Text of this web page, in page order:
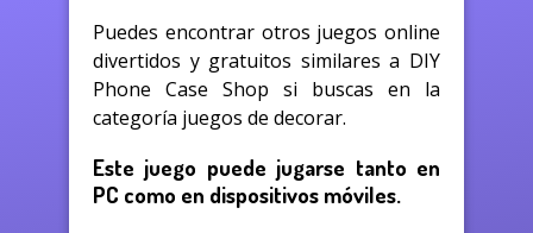
Puedes encontrar otros juegos online
divertidos y gratuitos similares a DIY
Phone Case Shop si buscas en la
categoría juegos de decorar.
Este juego puede jugarse tanto en
PC como en dispositivos móviles.